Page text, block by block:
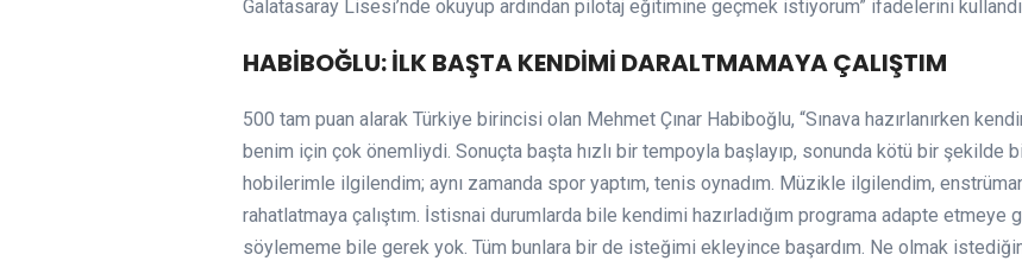
Galatasaray Lisesi’nde okuyup ardından pilotaj eğitimine geçmek istiyorum” ifadelerini
HABİBOĞLU: İLK BAŞTA KENDİMİ DARALTMAMAYA ÇALIŞTIM
500 tam puan alarak Türkiye birincisi olan Mehmet Çınar Habiboğlu, “Sınava hazırlanırken
benim için çok önemliydi. Sonuçta başta hızlı bir tempoyla başlayıp, sonunda kötü bir şekilde
hobilerimle ilgilendim; aynı zamanda spor yaptım, tenis oynadım. Müzikle ilgilendim,
rahatlatmaya çalıştım. İstisnai durumlarda bile kendimi hazırladığım programa adapte etmeye
söylememe bile gerek yok. Tüm bunlara bir de isteğimi ekleyince başardım. Ne olmak